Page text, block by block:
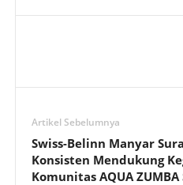
Artikel Sebelumnya
Swiss-Belinn Manyar
Konsisten Mendukung
Komunitas AQUA